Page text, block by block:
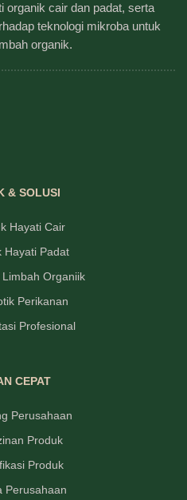
organik cair dan padat, serta
teknologi mikroba untuk
organik.
& SOLUSI
Hayati Cair
Hayati Padat
Limbah Organiik
Perikanan
Profesional
CEPAT
Perusahaan
Produk
Produk
Perusahaan